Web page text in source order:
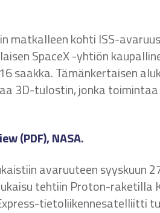
matkalleen kohti ISS-
SpaceX -yhtiön
saakka. Tämänkertaisen
3D-tulostin, jonka
(PDF), NASA.
avaruuteen syyskuun
tehtiin Proton-raketilla
tietoliikennesatelliitti